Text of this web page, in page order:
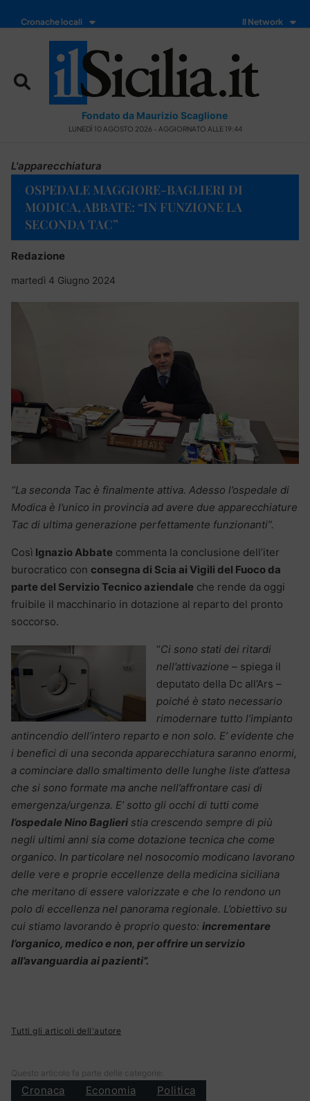
Cronache locali Il Network
Fondato da Maurizio Scaglione
LUNEDÌ 10 AGOSTO 2026 - AGGIORNATO ALLE 19:44
L'apparecchiatura
OSPEDALE MAGGIORE-BAGLIERI DI
MODICA, ABBATE: “IN FUNZIONE LA
SECONDA TAC”
Redazione
martedì 4 Giugno 2024
“La seconda Tac è finalmente attiva. Adesso l’ospedale di
Modica è l’unico in provincia ad avere due apparecchiature
Tac di ultima generazione perfettamente funzionanti”.
Così Ignazio Abbate commenta la conclusione dell’iter
burocratico con consegna di Scia ai Vigili del Fuoco da
parte del Servizio Tecnico aziendale che rende da oggi
fruibile il macchinario in dotazione al reparto del pronto
soccorso.
“Ci sono stati dei ritardi
nell’attivazione – spiega il
deputato della Dc all’Ars –
poiché è stato necessario
rimodernare tutto l’impianto
antincendio dell’intero reparto e non solo. E’ evidente che
i benefici di una seconda apparecchiatura saranno enormi,
a cominciare dallo smaltimento delle lunghe liste d’attesa
che si sono formate ma anche nell’affrontare casi di
emergenza/urgenza. E’ sotto gli occhi di tutti come
l’ospedale Nino Baglieri stia crescendo sempre di più
negli ultimi anni sia come dotazione tecnica che come
organico. In particolare nel nosocomio modicano lavorano
delle vere e proprie eccellenze della medicina siciliana
che meritano di essere valorizzate e che lo rendono un
polo di eccellenza nel panorama regionale. L’obiettivo su
cui stiamo lavorando è proprio questo: incrementare
l’organico, medico e non, per offrire un servizio
all’avanguardia ai pazienti”.
Tutti gli articoli dell'autore
Questo articolo fa parte delle categorie:
Cronaca Economia Politica